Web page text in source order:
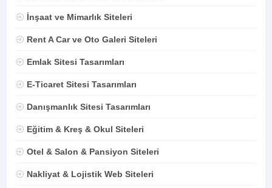
İnşaat ve Mimarlık Siteleri
Rent A Car ve Oto Galeri Siteleri
Emlak Sitesi Tasarımları
E-Ticaret Sitesi Tasarımları
Danışmanlık Sitesi Tasarımları
Eğitim & Kreş & Okul Siteleri
Otel & Salon & Pansiyon Siteleri
Nakliyat & Lojistik Web Siteleri